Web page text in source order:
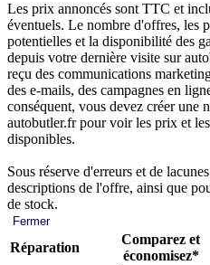
Les prix annoncés sont TTC et
éventuels. Le nombre d'offres, les
potentielles et la disponibilité des
depuis votre dernière visite sur
reçu des communications
des e-mails, des campagnes en
conséquent, vous devez créer une
autobutler.fr pour voir les prix et
disponibles.
Sous réserve d'erreurs et de
descriptions de l'offre, ainsi que
de stock.
Fermer
Réparation
Comparez et
économisez*